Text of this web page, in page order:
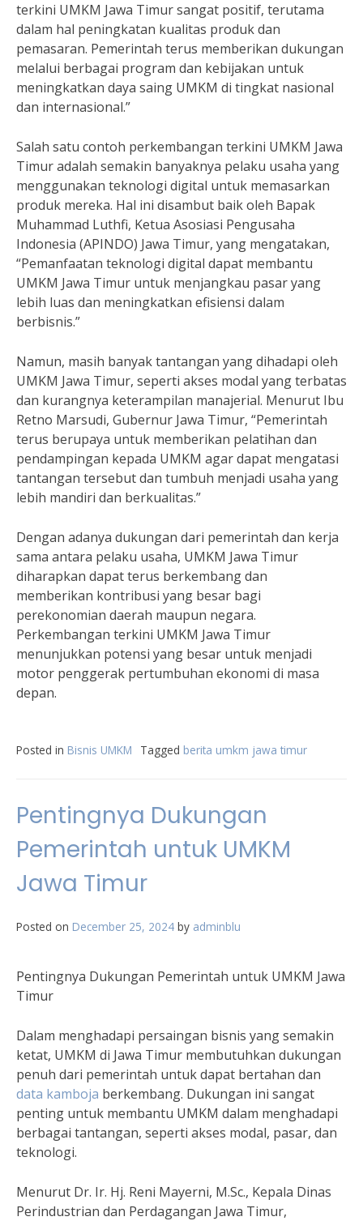
terkini UMKM Jawa Timur sangat positif, terutama
dalam hal peningkatan kualitas produk dan
pemasaran. Pemerintah terus memberikan dukungan
melalui berbagai program dan kebijakan untuk
meningkatkan daya saing UMKM di tingkat nasional
dan internasional.”
Salah satu contoh perkembangan terkini UMKM Jawa
Timur adalah semakin banyaknya pelaku usaha yang
menggunakan teknologi digital untuk memasarkan
produk mereka. Hal ini disambut baik oleh Bapak
Muhammad Luthfi, Ketua Asosiasi Pengusaha
Indonesia (APINDO) Jawa Timur, yang mengatakan,
“Pemanfaatan teknologi digital dapat membantu
UMKM Jawa Timur untuk menjangkau pasar yang
lebih luas dan meningkatkan efisiensi dalam
berbisnis.”
Namun, masih banyak tantangan yang dihadapi oleh
UMKM Jawa Timur, seperti akses modal yang terbatas
dan kurangnya keterampilan manajerial. Menurut Ibu
Retno Marsudi, Gubernur Jawa Timur, “Pemerintah
terus berupaya untuk memberikan pelatihan dan
pendampingan kepada UMKM agar dapat mengatasi
tantangan tersebut dan tumbuh menjadi usaha yang
lebih mandiri dan berkualitas.”
Dengan adanya dukungan dari pemerintah dan kerja
sama antara pelaku usaha, UMKM Jawa Timur
diharapkan dapat terus berkembang dan
memberikan kontribusi yang besar bagi
perekonomian daerah maupun negara.
Perkembangan terkini UMKM Jawa Timur
menunjukkan potensi yang besar untuk menjadi
motor penggerak pertumbuhan ekonomi di masa
depan.
Posted in Bisnis UMKM Tagged berita umkm jawa timur
Pentingnya Dukungan
Pemerintah untuk UMKM
Jawa Timur
Posted on December 25, 2024 by adminblu
Pentingnya Dukungan Pemerintah untuk UMKM Jawa
Timur
Dalam menghadapi persaingan bisnis yang semakin
ketat, UMKM di Jawa Timur membutuhkan dukungan
penuh dari pemerintah untuk dapat bertahan dan
data kamboja berkembang. Dukungan ini sangat
penting untuk membantu UMKM dalam menghadapi
berbagai tantangan, seperti akses modal, pasar, dan
teknologi.
Menurut Dr. Ir. Hj. Reni Mayerni, M.Sc., Kepala Dinas
Perindustrian dan Perdagangan Jawa Timur,